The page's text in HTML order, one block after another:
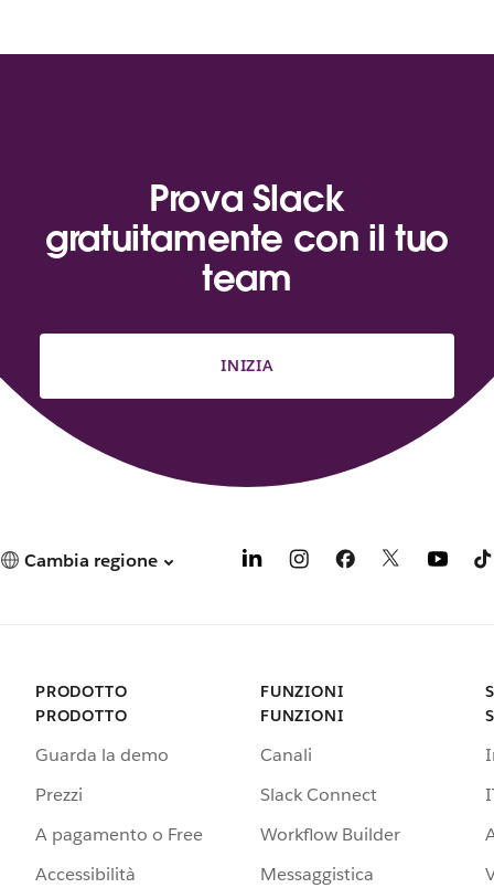
Prova Slack
gratuitamente con il tuo
team
INIZIA
Cambia regione
PRODOTTO
PRODOTTO
Guarda la demo
Prezzi
A pagamento o Free
Accessibilità
FUNZIONI
FUNZIONI
Canali
Slack Connect
Workflow Builder
Messaggistica